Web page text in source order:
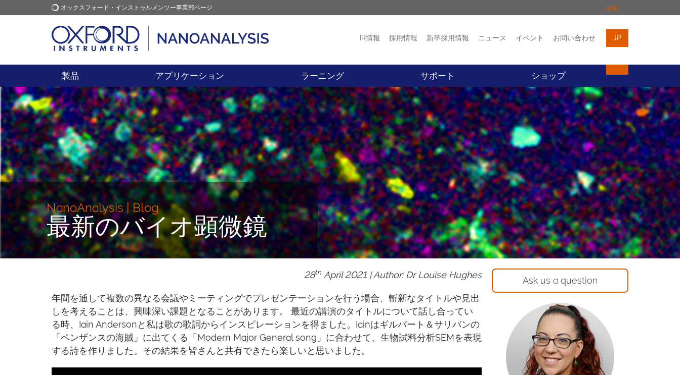
オックスフォード・インストゥルメンツー事業部ページ 拡張
オックスフォード・インス
トゥルメンツ
アプリケーション ニュース イベント お問い合わせ
IR情報 採用情報 新卒採用情報 ニュース イベント お問い合わせ JP
製品 アプリケーション ラーニング サポート ショップ
NanoAnalysis | Blog
最新のバイオ顕微鏡
28th April 2021 | Author: Dr Louise Hughes
年間を通して複数の異なる会議やミーティングでプレゼンテーションを行う場合、斬新なタイトルや見出
しを考えることは、興味深い課題となることがあります。 最近の講演のタイトルについて話し合ってい
る時、Iain Andersonと私は歌の歌詞からインスピレーションを得ました。Iainはギルバート＆サリバンの
「ペンザンスの海賊」に出てくる「Modern Major General song」に合わせて、生物試料分析SEMを表現
する詩を作りました。その結果を皆さんと共有できたら楽しいと思いました。
Ask us a question